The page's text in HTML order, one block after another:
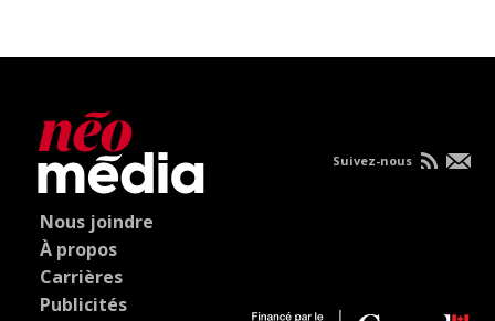
Nous joindre
À propos
Carrières
Publicités
Suivez-nous